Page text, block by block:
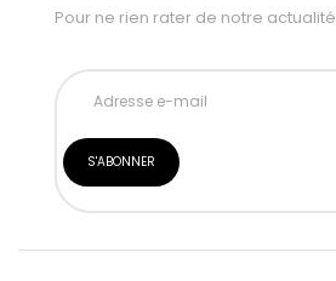
Pour ne rien rater de notre actualité